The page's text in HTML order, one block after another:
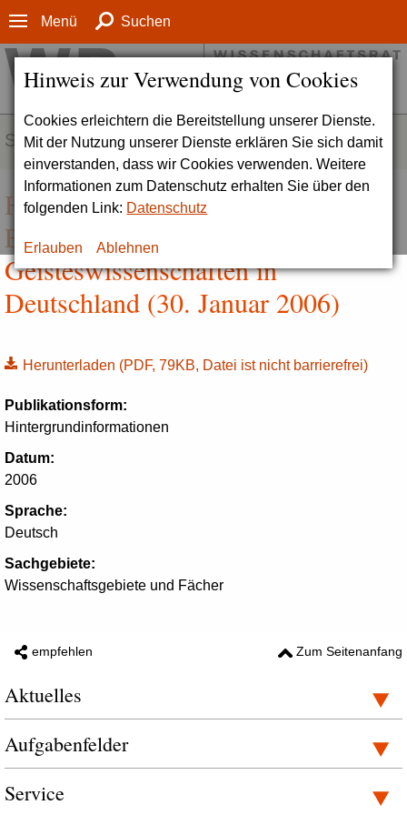
Hinweis zur Verwendung von Cookies
Cookies erleichtern die Bereitstellung unserer Dienste.
Mit der Nutzung unserer Dienste erklären Sie sich damit
einverstanden, dass wir Cookies verwenden. Weitere
Informationen zum Datenschutz erhalten Sie über den
folgenden Link: Datenschutz
Erlauben Ablehnen
Menü Suchen
SERVICE
Hintergrundinformationen zur
Entwicklung und Förderung der
Geisteswissenschaften in
Deutschland (30. Januar 2006)
Herunterladen (PDF, 79KB, Datei ist nicht barrierefrei)
Publikationsform:
Hintergrundinformationen
Datum:
2006
Sprache:
Deutsch
Sachgebiete:
Wissenschaftsgebiete und Fächer
empfehlen Zum Seitenanfang
Aktuelles
Aufgabenfelder
Service